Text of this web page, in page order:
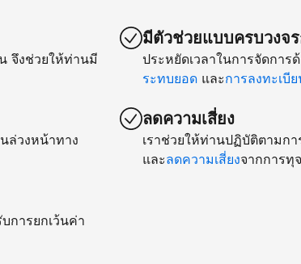
จึงช่วยให้ท่านมี
ล่วงหน้าทาง
การยกเว้นค่า
มีตัวช่วยแบบครบวงจ
ประหยัดเวลาในการจัดการ
ระทบยอด และการลงทะเบี
ลดความเสี่ยง
เราช่วยให้ท่านปฏิบัติตามก
และลดความเสี่ยงจากการทุ